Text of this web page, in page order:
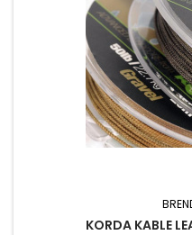
KORDA KABLE